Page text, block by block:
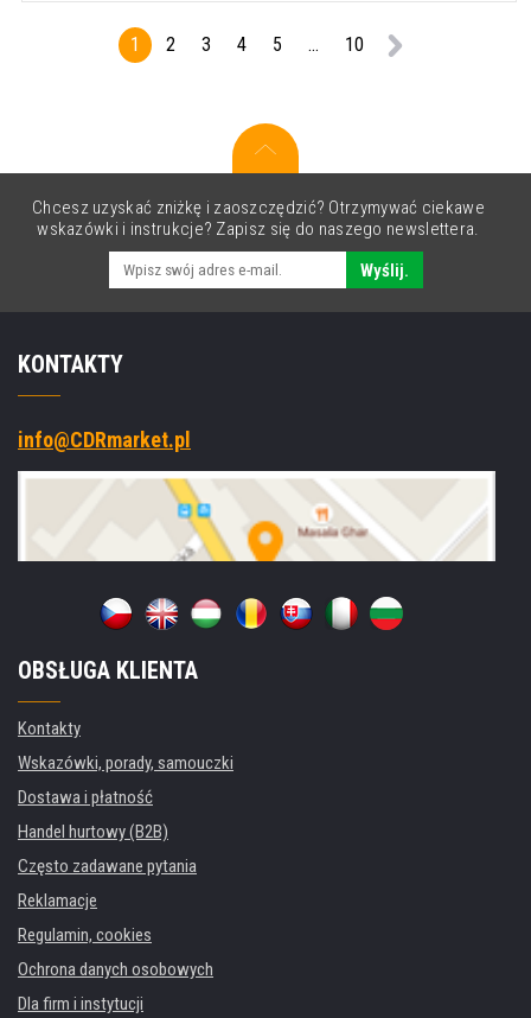
1 2 3 4 5 ... 10
Chcesz uzyskać zniżkę i zaoszczędzić? Otrzymywać ciekawe
wskazówki i instrukcje? Zapisz się do naszego newslettera.
Wyślij.
KONTAKTY
info@CDRmarket.pl
OBSŁUGA KLIENTA
Kontakty
Wskazówki, porady, samouczki
Dostawa i płatność
Handel hurtowy (B2B)
Często zadawane pytania
Reklamacje
Regulamin, cookies
Ochrona danych osobowych
Dla firm i instytucji